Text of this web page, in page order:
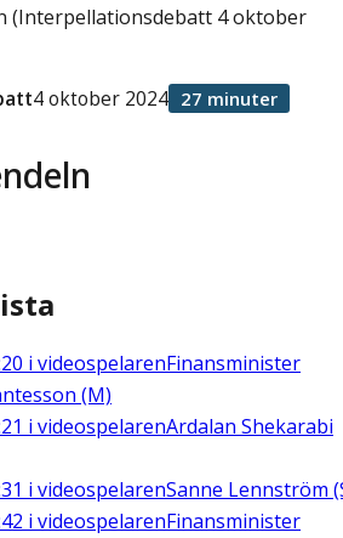
(Interpellationsdebatt 4 oktober
4 oktober 2024 27 minuter
i videospelarenFinansminister
(M)
i videospelarenArdalan Shekarabi
i videospelarenSanne Lennström
i videospelarenFinansminister